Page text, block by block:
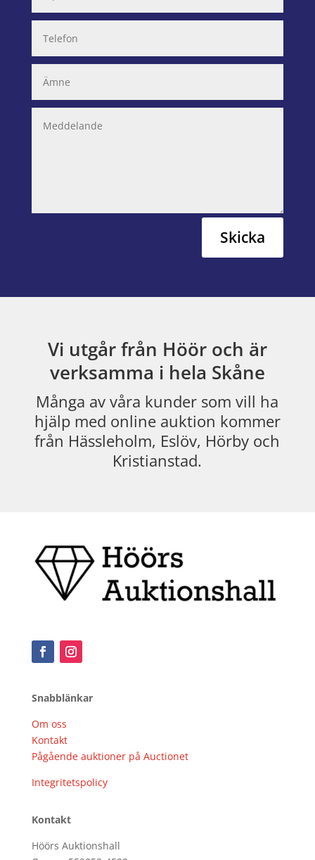
Skicka
Vi utgår från Höör och är
verksamma i hela Skåne
Många av våra kunder som vill ha
hjälp med online auktion kommer
från Hässleholm, Eslöv, Hörby och
Kristianstad.
Snabblänkar
Om oss
Kontakt
Pågående auktioner på Auctionet
Integritetspolicy
Kontakt
Höörs Auktionshall